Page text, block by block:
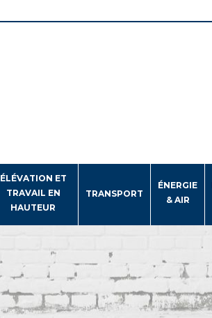
ÉLÉVATION ET
TRAVAIL EN
HAUTEUR
TRANSPORT
ÉNERGIE
& AIR